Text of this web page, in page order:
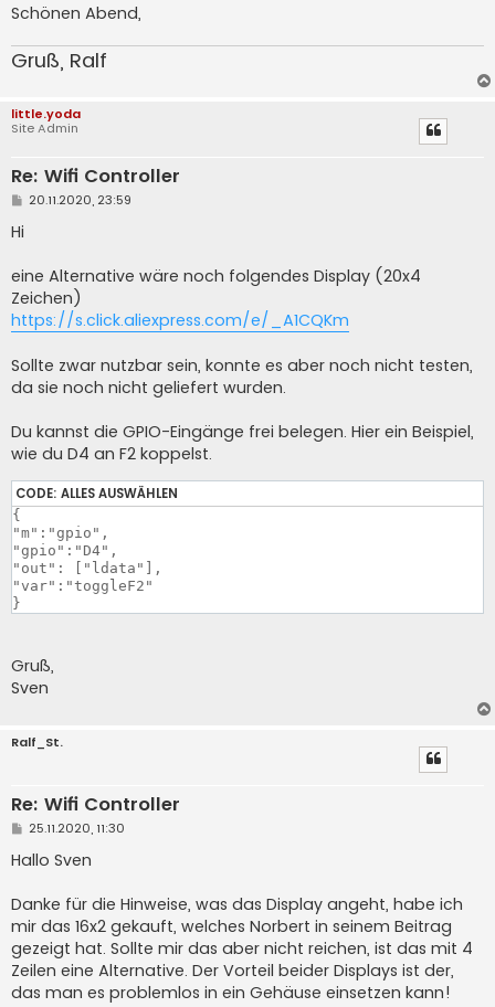
Schönen Abend,
Gruß, Ralf
little.yoda
Site Admin
Re: Wifi Controller
B
a
g
20.11.2020, 23:59
Hi
eine Alternative wäre noch folgendes Display (20x4
Zeichen)
https://s.click.aliexpress.com/e/_A1CQKm
Sollte zwar nutzbar sein, konnte es aber noch nicht testen,
da sie noch nicht geliefert wurden.
Du kannst die GPIO-Eingänge frei belegen. Hier ein Beispiel,
wie du D4 an F2 koppelst.
CODE: ALLES AUSWÄHLEN
{
"m":"gpio",
"gpio":"D4",
"out": ["ldata"],
"var":"toggleF2"
Gruß,
Sven
Ralf_St.
Re: Wifi Controller
B
i
t
a
g
25.11.2020, 11:30
Hallo Sven
Danke für die Hinweise, was das Display angeht, habe ich
mir das 16x2 gekauft, welches Norbert in seinem Beitrag
gezeigt hat. Sollte mir das aber nicht reichen, ist das mit 4
Zeilen eine Alternative. Der Vorteil beider Displays ist der,
das man es problemlos in ein Gehäuse einsetzen kann!